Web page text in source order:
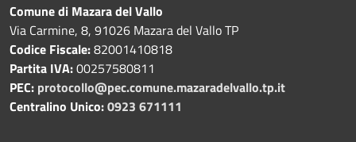
Comune di Mazara del Vallo
Via Carmine, 8, 91026 Mazara del Vallo TP
Codice Fiscale:82001410818
Partita IVA:00257580811
PEC: protocollo@pec.comune.mazaradelvallo.tp.it
Centralino Unico:0923 671111